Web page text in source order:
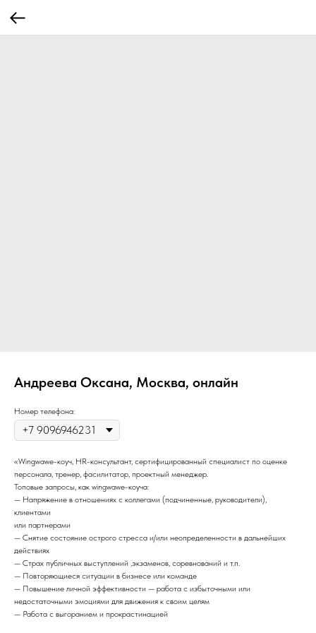
Андреева Оксана, Москва, онлайн
Номер телефона:
«Wingwawe-коуч, HR-консультант, сертифицированный специалист по оценке
персонала, тренер, фасилитатор, проектный менеджер.
Топовые запросы, как wingwawe-коуча:
— Напряжение в отношениях с коллегами (подчиненные, руководители),
клиентами
или партнерами ⠀
— Снятие состояние острого стресса и/или неопределенности в дальнейших
действиях
— Страх публичных выступлений ,экзаменов, соревнований и т.п.
— Повторяющиеся ситуации в бизнесе или команде
— Повышение личной эффективности — работа с избыточными или
недостаточными эмоциями для движения к своим целям
— Работа с выгоранием и прокрастинацией